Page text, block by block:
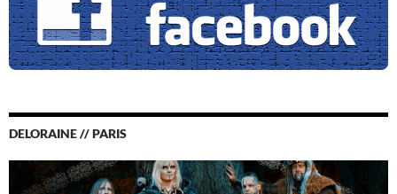
DELORAINE // PARIS